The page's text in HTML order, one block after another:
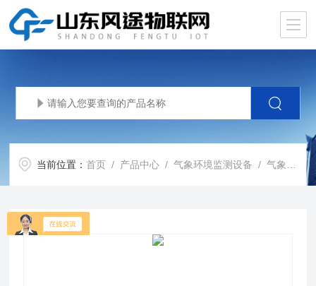
当前位置：首页 / 产品中心 /气象环境监测设备 /气象传感器